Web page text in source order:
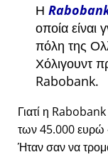
Η
οποία είναι
πόλη της
Χόλιγουντ
Rabobank.
Γιατί η
των 45.000 ευρώ
Ήταν σαν να